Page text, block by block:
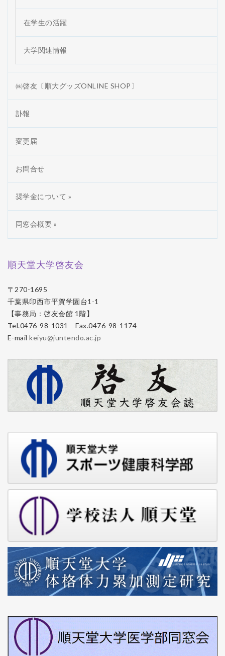
在学生の活躍
大学関連情報
㈱啓友〔順大グッズONLINE SHOP〕
訃報
変更届
お問合せ
奨学金について »
同窓会概要 »
順天堂大学啓友会
〒270-1695
千葉県印西市平賀学園台1-1
【事務局：啓友会館 1階】
Tel.0476-98-1031 Fax.0476-98-1174
E-mailkeiyu@juntendo.ac.jp